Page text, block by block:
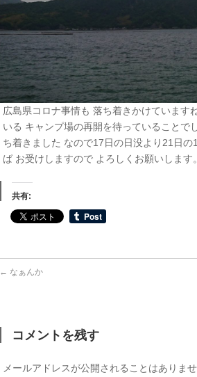
広島県コロナ事情も 落ち着きかけています
いる キャンプ場の再開を待っていることで
ち着きました なので17日の日没より21日
ば お受けしますので よろしくお願いします。
共有:
← なぁんか
コメントを残す
メールアドレスが公開されることはありませ